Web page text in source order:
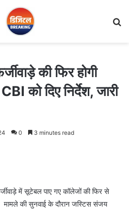
की फिर होगी
को दिए निर्देश, जारी
0 3 minutes read
में सूटेबल पाए गए कॉलेजों की फिर से
मामले की सुनवाई के दौरान जस्टिस संजय